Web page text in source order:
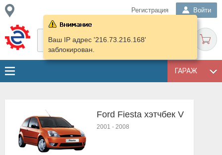
Регистрация Войти
ГАРАЖ
Ваш IP адрес '216.73.216.168'
заблокирован.
Ford Fiesta хэтчбек V
2001 - 2008